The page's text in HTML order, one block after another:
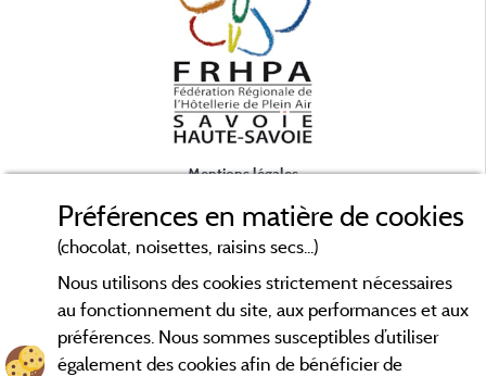
Mentions légales
Contact
CGV
Préférences en matière de cookies
(chocolat, noisettes, raisins secs...)
Nous utilisons des cookies strictement nécessaires
au fonctionnement du site, aux performances et aux
préférences. Nous sommes susceptibles d’utiliser
également des cookies afin de bénéficier de